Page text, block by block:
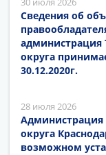
Сведения об
администрация
округа
30.12.2020г.
28 июля 2026
Администрация
округа
возможном